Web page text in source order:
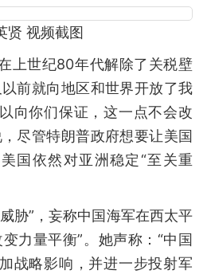
贤 视频截图
上世纪80年代解除了关税壁
前就向地区和世界开放了我
向你们保证，这一点不会改
尽管特朗普政府想要让美国
国依然对亚洲稳定“至关重
胁”，妄称中国海军在西太平
力量平衡”。她声称：“中国
战略影响，并进一步投射军